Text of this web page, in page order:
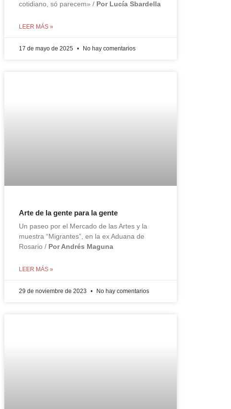
cotidiano, só parecem» / Por Lucía Sbardella
LEER MÁS »
17 de mayo de 2025 No hay comentarios
Arte de la gente para la gente
Un paseo por el Mercado de las Artes y la
muestra “Migrantes”, en la ex Aduana de
Rosario / Por Andrés Maguna
LEER MÁS »
29 de noviembre de 2023 No hay comentarios